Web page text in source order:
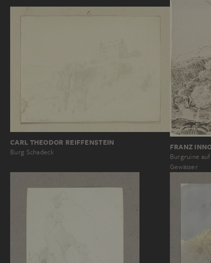
CARL THEODOR REIFFENSTEIN
Burg Schadeck
FRANZ
Burgruine
Gewässer